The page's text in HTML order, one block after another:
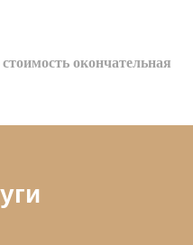
окончательная